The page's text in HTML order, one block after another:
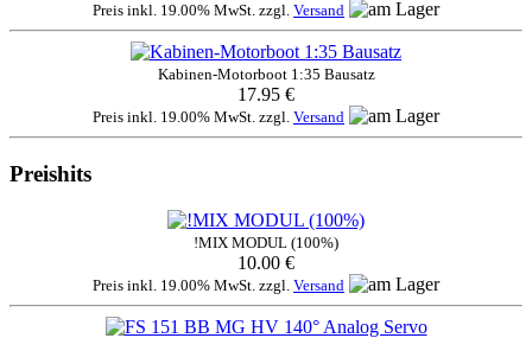
Preis inkl. 19.00% MwSt. zzgl. Versand
Kabinen-Motorboot 1:35 Bausatz
17.95 €
Preis inkl. 19.00% MwSt. zzgl. Versand
Preishits
!MIX MODUL (100%)
10.00 €
Preis inkl. 19.00% MwSt. zzgl. Versand